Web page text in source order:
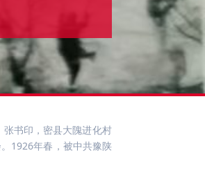
书印，密县大隗进化村
1926年春，被中共豫陕